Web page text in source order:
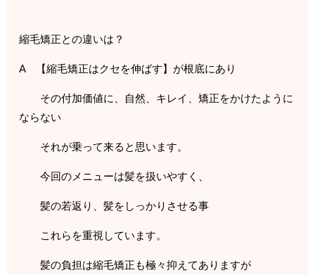
縮毛矯正との違いは？
A 【縮毛矯正はクセを伸ばす】が根底にあり
その付加価値に、自然、キレイ、矯正をかけたように
ならない
それが乗って来ると思います。
今回のメニューは髪を扱いやすく、
髪の若返り、髪をしっかりさせる事
これらを重視しています。
髪の負担は縮毛矯正も極々抑えてありますが